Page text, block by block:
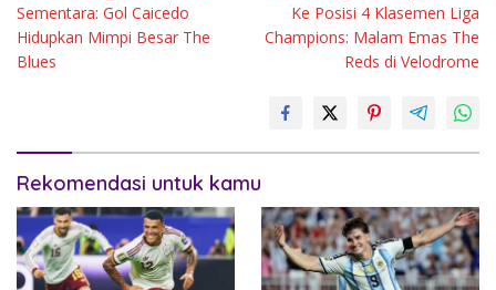
Sementara: Gol Caicedo
Hidupkan Mimpi Besar The
Blues
Ke Posisi 4 Klasemen Liga
Champions: Malam Emas The
Reds di Velodrome
Rekomendasi untuk kamu